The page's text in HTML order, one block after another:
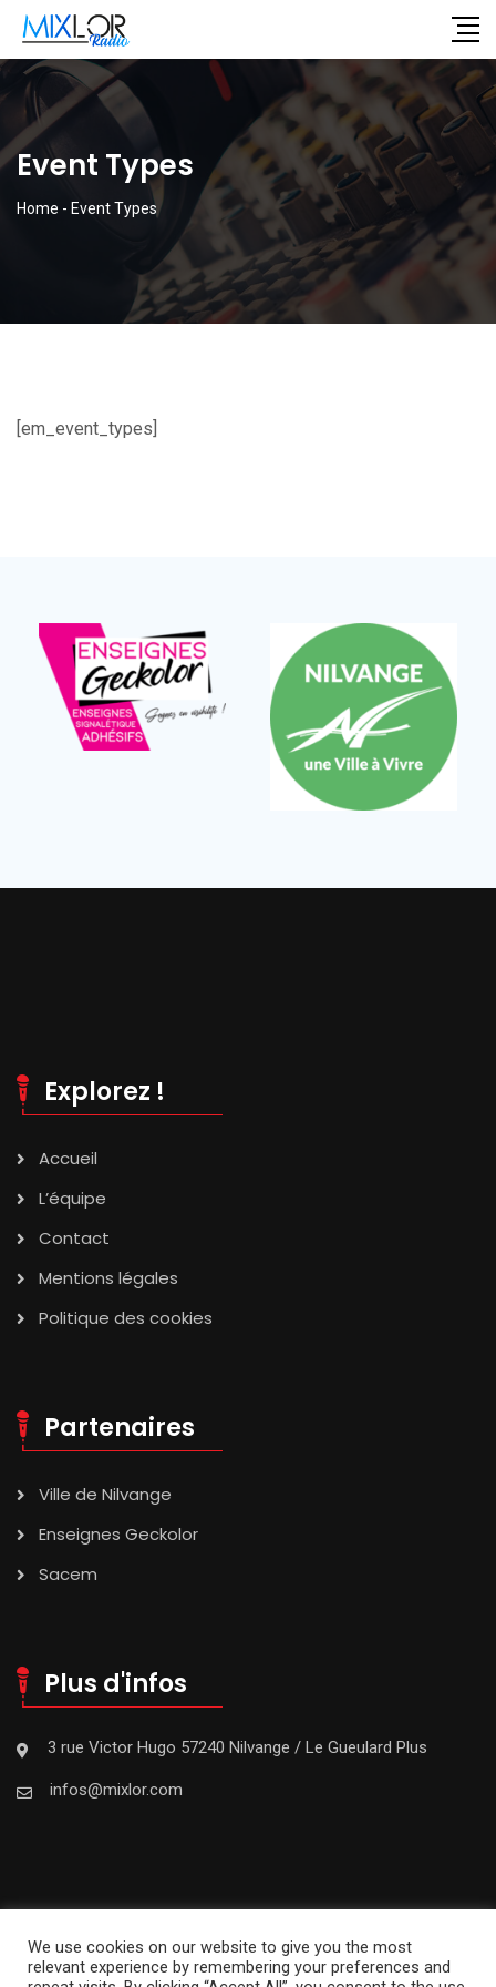
Event Types
Home - Event Types
[em_event_types]
Explorez !
Accueil
L’équipe
Contact
Mentions légales
Politique des cookies
Partenaires
Ville de Nilvange
Enseignes Geckolor
Sacem
Plus d'infos
3 rue Victor Hugo 57240 Nilvange / Le Gueulard Plus
infos@mixlor.com
We use cookies on our website to give you the most
relevant experience by remembering your preferences and